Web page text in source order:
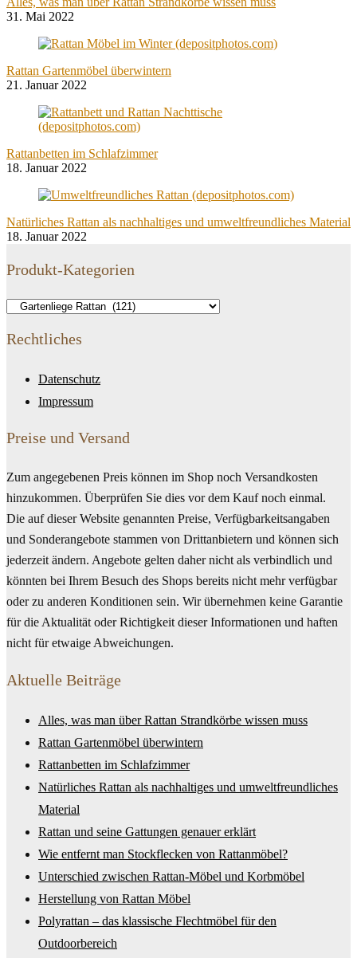
31. Mai 2022
Rattan Gartenmöbel überwintern
21. Januar 2022
Rattanbetten im Schlafzimmer
18. Januar 2022
Natürliches Rattan als nachhaltiges und umweltfreundliches Material
18. Januar 2022
Produkt-Kategorien
Rechtliches
Datenschutz
Impressum
Preise und Versand
Zum angegebenen Preis können im Shop noch Versandkosten
hinzukommen. Überprüfen Sie dies vor dem Kauf noch einmal.
Die auf dieser Website genannten Preise, Verfügbarkeitsangaben
und Sonderangebote stammen von Drittanbietern und können sich
jederzeit ändern. Angebote gelten daher nicht als verbindlich und
könnten bei Ihrem Besuch des Shops bereits nicht mehr verfügbar
oder zu anderen Konditionen sein. Wir übernehmen keine Garantie
für die Aktualität oder Richtigkeit dieser Informationen und haften
nicht für etwaige Abweichungen.
Aktuelle Beiträge
Alles, was man über Rattan Strandkörbe wissen muss
Rattan Gartenmöbel überwintern
Rattanbetten im Schlafzimmer
Natürliches Rattan als nachhaltiges und umweltfreundliches
Material
Rattan und seine Gattungen genauer erklärt
Wie entfernt man Stockflecken von Rattanmöbel?
Unterschied zwischen Rattan-Möbel und Korbmöbel
Herstellung von Rattan Möbel
Polyrattan – das klassische Flechtmöbel für den
Outdoorbereich